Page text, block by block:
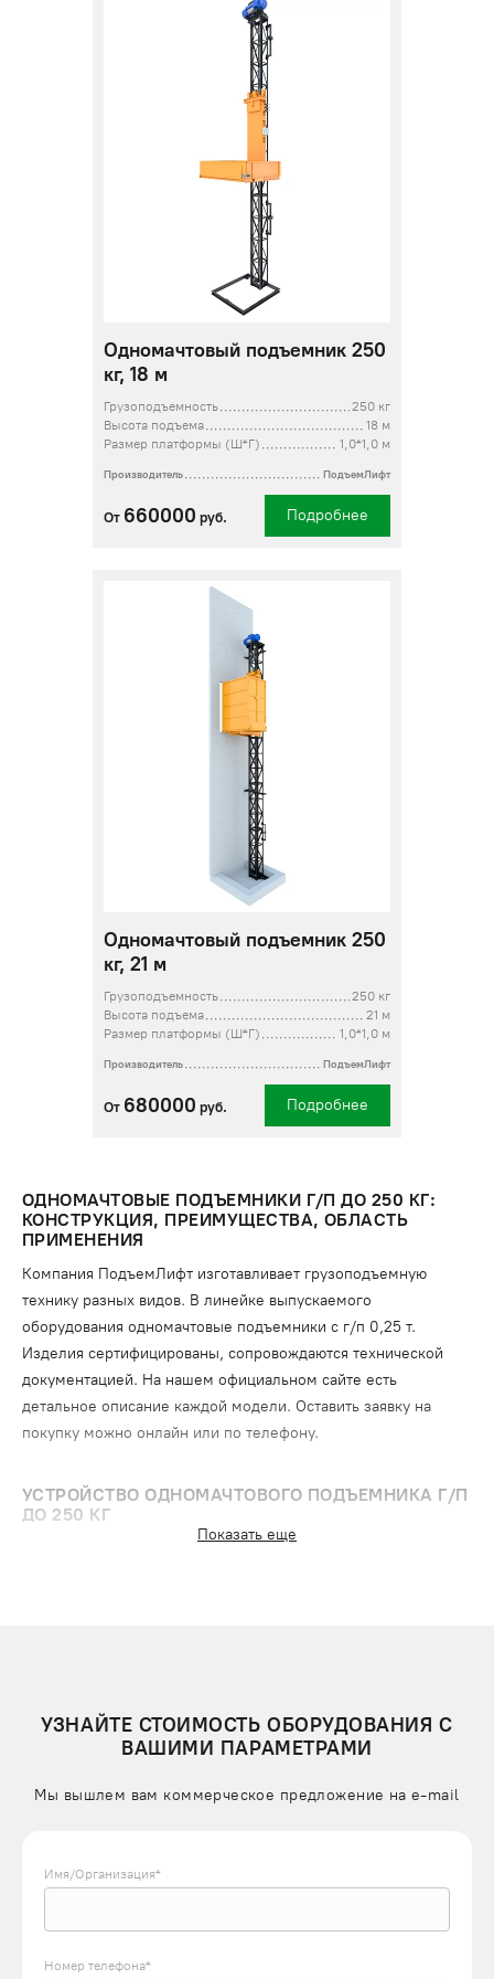
Одномачтовый подъемник 250
кг, 18 м
Грузоподъемность
250 кг
Высота подъема
18 м
Размер платформы (Ш*Г)
1,0*1,0 м
Производитель ПодъемЛифт
От 660000 руб. Подробнее
Одномачтовый подъемник 250
кг, 21 м
Грузоподъемность
250 кг
Высота подъема
21 м
Размер платформы (Ш*Г)
1,0*1,0 м
Производитель ПодъемЛифт
От 680000 руб. Подробнее
ОДНОМАЧТОВЫЕ ПОДЪЕМНИКИ Г/П ДО 250 КГ:
КОНСТРУКЦИЯ, ПРЕИМУЩЕСТВА, ОБЛАСТЬ
ПРИМЕНЕНИЯ
Компания ПодъемЛифт изготавливает грузоподъемную
технику разных видов. В линейке выпускаемого
оборудования одномачтовые подъемники с г/п 0,25 т.
Изделия сертифицированы, сопровождаются технической
документацией. На нашем официальном сайте есть
детальное описание каждой модели. Оставить заявку на
покупку можно онлайн или по телефону.
УСТРОЙСТВО ОДНОМАЧТОВОГО ПОДЪЕМНИКА Г/П
ДО 250 КГ
сверху на оголовке опоры или у основания);
платформу;
Каретка может быть открытой или обшиваться
обеспечивается с трех сторон. В качестве дополнительных
Показать еще
УЗНАЙТЕ СТОИМОСТЬ ОБОРУДОВАНИЯ С
ВАШИМИ ПАРАМЕТРАМИ
Мы вышлем вам коммерческое предложение на e-mail
Имя/Организация*
Номер телефона*